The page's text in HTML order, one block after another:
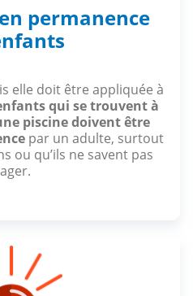
permanence
elle doit être appliquée à
qui se trouvent à
piscine doivent être
par un adulte, surtout
ou qu’ils ne savent pas